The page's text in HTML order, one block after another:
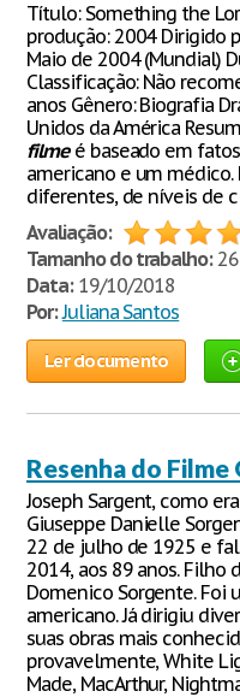
Título: Something the
produção: 2004 Dirigido
Maio de 2004 (Mundial)
Classificação: Não
anos Gênero: Biografia
Unidos da América
filmeé baseado em
americano e um
diferentes, de níveis de
Avaliação:
Tamanho do trabalho:
Data:19/10/2018
Por:Juliana Santos
Ler documento
Resenha do Filme
Joseph Sargent, como
Giuseppe Danielle
22 de julho de 1925 e
2014, aos 89 anos. Filho
Domenico Sorgente. Foi
americano. Já dirigiu
suas obras mais
provavelmente, White
Made, MacArthur,